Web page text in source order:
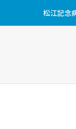
松江記念